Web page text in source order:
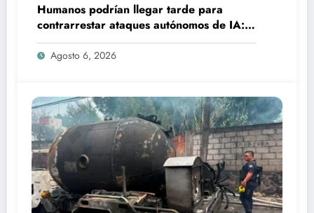
Humanos podrían llegar tarde para
contrarrestar ataques autónomos de IA:
experto
Agosto 6, 2026